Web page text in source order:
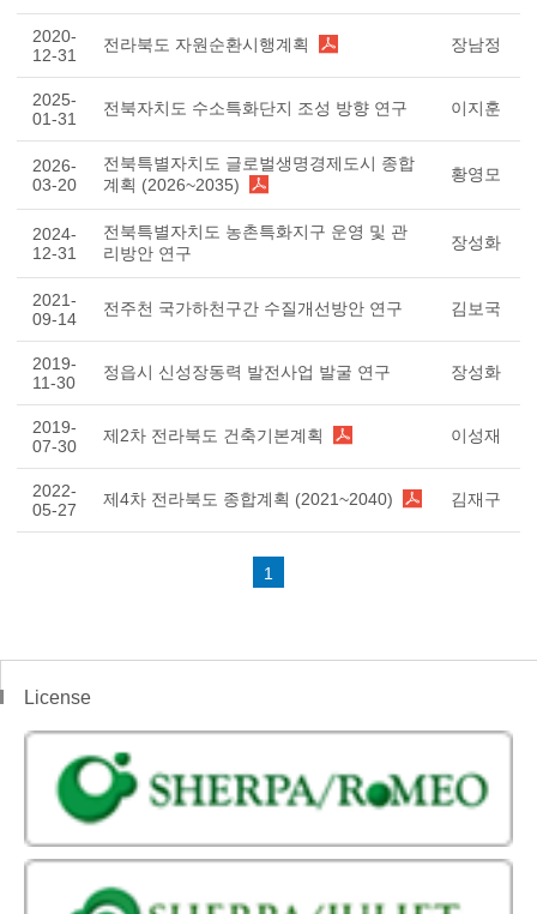
2020-
12-31
전라북도 자원순환시행계획 장남정
2025-
01-31
전북자치도 수소특화단지 조성 방향 연구 이지훈
2026-
03-20
전북특별자치도 글로벌생명경제도시 종합
계획 (2026~2035)
황영모
2024-
12-31
전북특별자치도 농촌특화지구 운영 및 관
리방안 연구
장성화
2021-
09-14
전주천 국가하천구간 수질개선방안 연구 김보국
2019-
11-30
정읍시 신성장동력 발전사업 발굴 연구 장성화
2019-
07-30
제2차 전라북도 건축기본계획 이성재
2022-
05-27
제4차 전라북도 종합계획 (2021~2040) 김재구
1
License